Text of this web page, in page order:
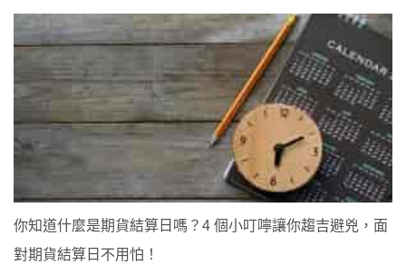
你知道什麼是期貨結算日嗎？4 個小叮嚀讓你趨吉避兇，面
對期貨結算日不用怕！